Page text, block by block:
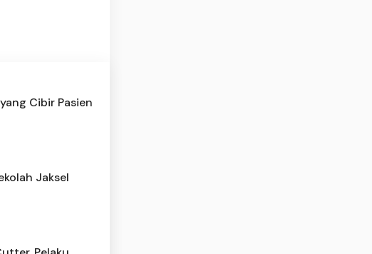
Cibir Pasien
Jaksel